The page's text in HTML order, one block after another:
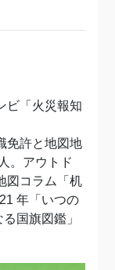
ビ「火災報知
免許と地図地
。アウトド
図コラム「机
年「いつの
国旗図鑑」